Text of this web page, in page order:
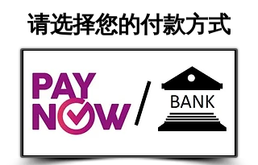
​请选择您的付款方式